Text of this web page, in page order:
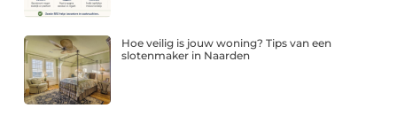
Hoe veilig is jouw woning? Tips van een
slotenmaker in Naarden